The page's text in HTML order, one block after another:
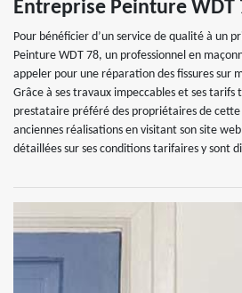
Entreprise Peinture WDT
Pour bénéficier d’un service de qualité à un
Peinture WDT 78, un professionnel en
appeler pour une réparation des fissures sur
Grâce à ses travaux impeccables et ses tarifs
prestataire préféré des propriétaires de
anciennes réalisations en visitant son site
détaillées sur ses conditions tarifaires y sont